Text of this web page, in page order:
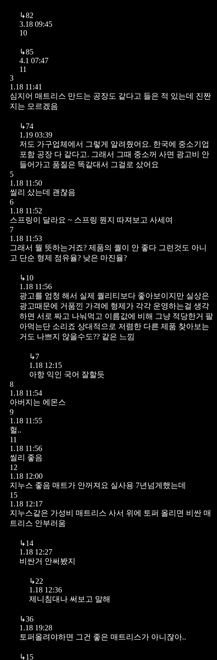
↳82
3.18 09:45
10
↳85
4.1 07:47
11
3
1.18 11:41
심지어 매트리스 만드는 공장도 같다고 들은 적 있는데 진짠
지는 모르겠음
↳74
1.19 03:39
저도 가구업체에서 그렇게 알려줬어요. 한국에 중소기업
포함 공장 다 같다고. 그래서 그때 중소꺼 사면 광고비 안
들어가고 품질은 똑같대서 그걸로 샀어요
5
1.18 11:50
씰리 샀는데 괜찮음
6
1.18 11:52
스프링이
달라요 ~ 스프링 뭔지 따져보고 사세여
7
1.18 11:53
그래서 뭘 뜻하는거죠? 제품의 퀄이 안 좋다 그런것도 아니
고 단순 형제 점유율? 낮은 마진율?
↳10
1.18 11:56
광고를 엄청 해서 실제 퀄리티보다 좋아보이지만 실상은
광고때문에 거품낀 가격에 형제가 각각 운영하는걸 생각
하면 서로 짜고 나눠먹고 이름값에 비해 그냥 적당한거 팔
아먹는단 소리죠 상대적으로 저렴한 다른 제품 찾아보는
거도 나쁘지 않을수도?? 같은 느낌
↳7
1.18 12:15
아항 익인 국어 잘할듯
8
1.18 11:54
아버지는 에몬스
9
1.18 11:55
헐..
11
1.18 11:56
씰리 좋음
12
1.18 12:00
지누스 좋음 매트가 안꺼져요 실사용 7년넘게했는데
15
1.18 12:17
지누스같은 가성비 매트리스 사서 위에 토퍼 올리면 비싼 매
트리스 안부러움
↳14
1.18 12:27
비싼거 안써봤지
↳22
1.18 12:36
제니침대나 써보고 말해
↳36
1.18 19:28
토퍼올려야하면 그건 좋은 매트리스가 아니잖아..
↳15